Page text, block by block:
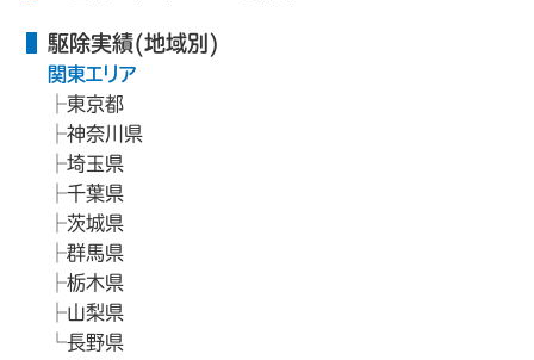
駆除実績(地域別)
関東エリア
東京都
神奈川県
埼玉県
千葉県
茨城県
群馬県
栃木県
山梨県
長野県